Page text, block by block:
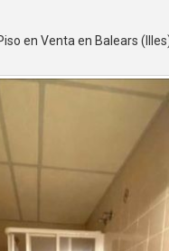
en Venta en Balears